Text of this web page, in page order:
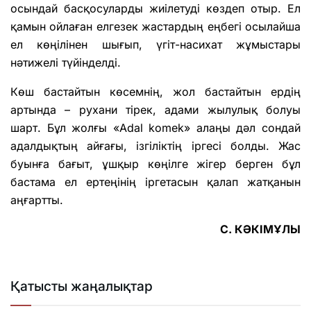
осындай басқосуларды жиілетуді көздеп отыр. Ел
қамын ойлаған елгезек жастардың еңбегі осылайша
ел көңілінен шығып, үгіт-насихат жұмыстары
нәтижелі түйінделді.
Көш бастайтын көсемнің, жол бастайтын ердің
артында – рухани тірек, адами жылулық болуы
шарт. Бұл жолғы «Adal komek» алаңы дәл сондай
адалдықтың айғағы, ізгіліктің іргесі болды. Жас
буынға бағыт, ұшқыр көңілге жігер берген бұл
бастама ел ертеңінің іргетасын қалап жатқанын
аңғартты.
С. КӘКІМҰЛЫ
Қатысты жаңалықтар